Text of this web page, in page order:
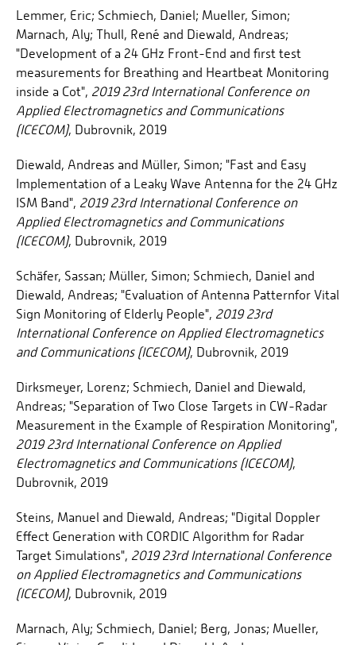
Lemmer, Eric; Schmiech, Daniel; Mueller, Simon;
Marnach, Aly; Thull, René and Diewald, Andreas;
"Development of a 24 GHz Front-End and first test
measurements for Breathing and Heartbeat Monitoring
inside a Cot", 2019 23rd International Conference on
Applied Electromagnetics and Communications
(ICECOM), Dubrovnik, 2019
Diewald, Andreas and Müller, Simon; "Fast and Easy
Implementation of a Leaky Wave Antenna for the 24 GHz
ISM Band", 2019 23rd International Conference on
Applied Electromagnetics and Communications
(ICECOM), Dubrovnik, 2019
Schäfer, Sassan; Müller, Simon; Schmiech, Daniel and
Diewald, Andreas; "Evaluation of Antenna Patternfor Vital
Sign Monitoring of Elderly People", 2019 23rd
International Conference on Applied Electromagnetics
and Communications (ICECOM), Dubrovnik, 2019
Dirksmeyer, Lorenz; Schmiech, Daniel and Diewald,
Andreas; "Separation of Two Close Targets in CW-Radar
Measurement in the Example of Respiration Monitoring",
2019 23rd International Conference on Applied
Electromagnetics and Communications (ICECOM),
Dubrovnik, 2019
Steins, Manuel and Diewald, Andreas; "Digital Doppler
Effect Generation with CORDIC Algorithm for Radar
Target Simulations", 2019 23rd International Conference
on Applied Electromagnetics and Communications
(ICECOM), Dubrovnik, 2019
Marnach, Aly; Schmiech, Daniel; Berg, Jonas; Mueller,